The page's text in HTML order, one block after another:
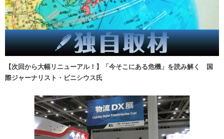
【次回から大幅リニューアル！】「今そこにある危機」を読み解く 国
際ジャーナリスト・ビニシウス氏